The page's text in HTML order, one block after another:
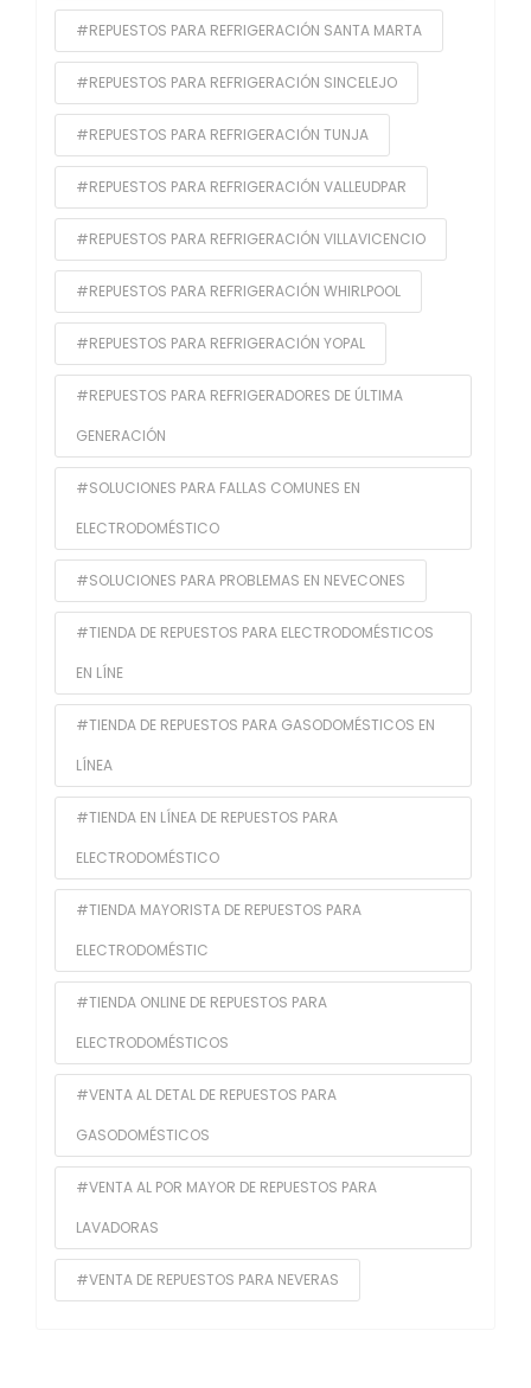
#REPUESTOS PARA REFRIGERACIÓN SANTA MARTA
#REPUESTOS PARA REFRIGERACIÓN SINCELEJO
#REPUESTOS PARA REFRIGERACIÓN TUNJA
#REPUESTOS PARA REFRIGERACIÓN VALLEUDPAR
#REPUESTOS PARA REFRIGERACIÓN VILLAVICENCIO
#REPUESTOS PARA REFRIGERACIÓN WHIRLPOOL
#REPUESTOS PARA REFRIGERACIÓN YOPAL
#REPUESTOS PARA REFRIGERADORES DE ÚLTIMA
GENERACIÓN
#SOLUCIONES PARA FALLAS COMUNES EN
ELECTRODOMÉSTICO
#SOLUCIONES PARA PROBLEMAS EN NEVECONES
#TIENDA DE REPUESTOS PARA ELECTRODOMÉSTICOS
EN LÍNE
#TIENDA DE REPUESTOS PARA GASODOMÉSTICOS EN
LÍNEA
#TIENDA EN LÍNEA DE REPUESTOS PARA
ELECTRODOMÉSTICO
#TIENDA MAYORISTA DE REPUESTOS PARA
ELECTRODOMÉSTIC
#TIENDA ONLINE DE REPUESTOS PARA
ELECTRODOMÉSTICOS
#VENTA AL DETAL DE REPUESTOS PARA
GASODOMÉSTICOS
#VENTA AL POR MAYOR DE REPUESTOS PARA
LAVADORAS
#VENTA DE REPUESTOS PARA NEVERAS